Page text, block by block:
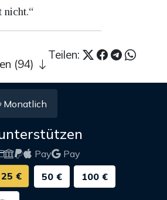
nicht.“
Teilen:
(94)
Monatlich
Pay
Pay
25 € 50 € 100 €